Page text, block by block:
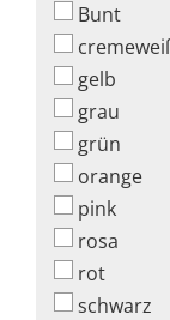
Bunt
gelb
grau
grün
orange
pink
rosa
rot
schwarz